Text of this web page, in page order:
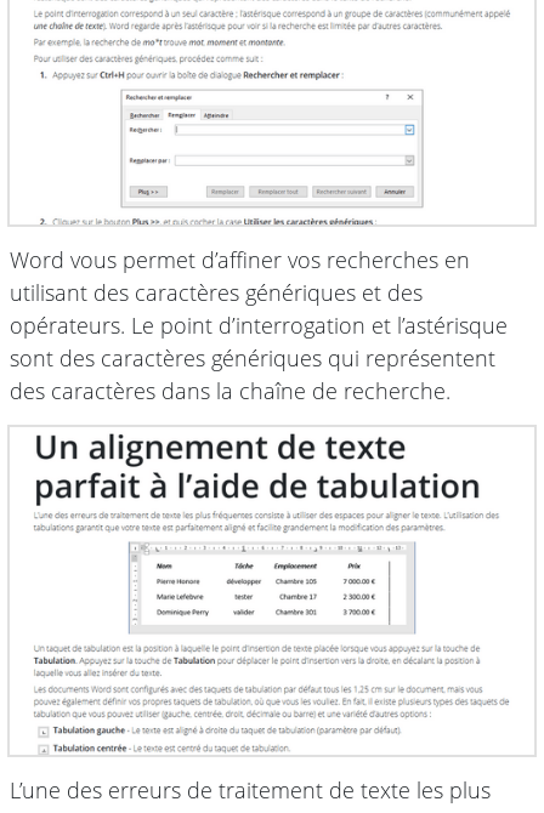
Word vous permet d’affiner vos recherches en
utilisant des caractères génériques et des
opérateurs. Le point d’interrogation et l’astérisque
sont des caractères génériques qui représentent
des caractères dans la chaîne de recherche.
L’une des erreurs de traitement de texte les plus